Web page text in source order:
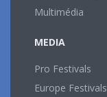
Multimédia
MEDIA
Pro Festivals
Europe Festivals